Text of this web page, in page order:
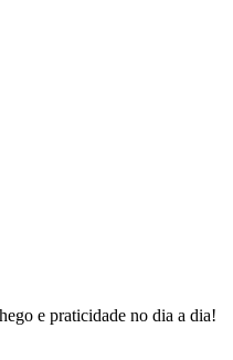
e praticidade no dia a dia!